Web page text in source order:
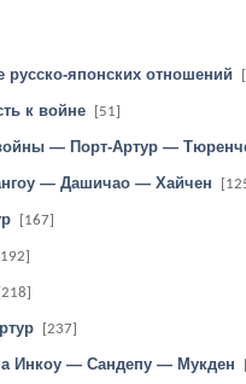
русско-японских отношений
к войне [51]
— Порт-Артур —
— Дашичао — Хайчен
[167]
[192]
[218]
[237]
Инкоу — Сандепу — Мукден